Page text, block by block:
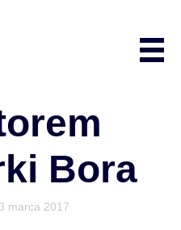
Bora
3 marca 2017